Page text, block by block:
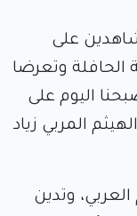
على
وتعرضا
اليوم على
المربي زياد
وتدين